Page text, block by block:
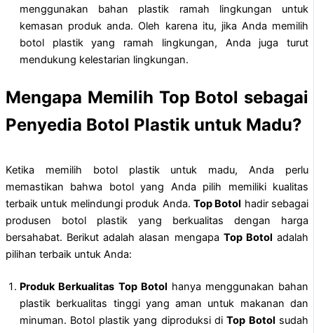
menggunakan bahan plastik ramah lingkungan untuk
kemasan produk anda. Oleh karena itu, jika Anda memilih
botol plastik yang ramah lingkungan, Anda juga turut
mendukung kelestarian lingkungan.
Mengapa Memilih Top Botol sebagai
Penyedia Botol Plastik untuk Madu?
Ketika memilih botol plastik untuk madu, Anda perlu
memastikan bahwa botol yang Anda pilih memiliki kualitas
terbaik untuk melindungi produk Anda. Top Botol hadir sebagai
produsen botol plastik yang berkualitas dengan harga
bersahabat. Berikut adalah alasan mengapa Top Botol adalah
pilihan terbaik untuk Anda:
Produk Berkualitas Top Botol hanya menggunakan bahan
plastik berkualitas tinggi yang aman untuk makanan dan
minuman. Botol plastik yang diproduksi diTop Botol sudah